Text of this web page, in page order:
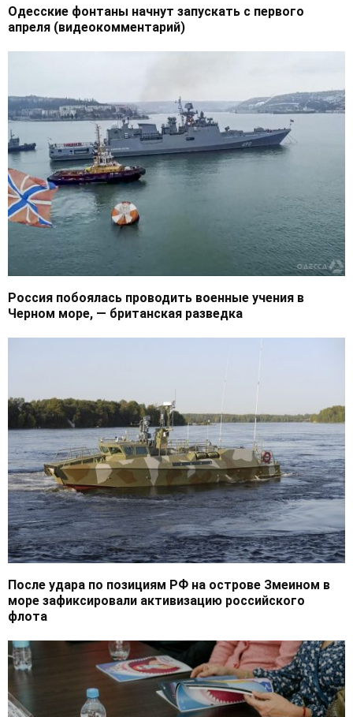
Одесские фонтаны начнут запускать с первого
апреля (видеокомментарий)
Россия побоялась проводить военные учения в
Черном море, — британская разведка
После удара по позициям РФ на острове Змеином в
море зафиксировали активизацию российского
флота